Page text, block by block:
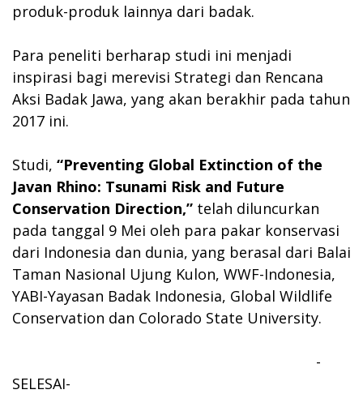
produk-produk lainnya dari badak.
Para peneliti berharap studi ini menjadi
inspirasi bagi merevisi Strategi dan Rencana
Aksi Badak Jawa, yang akan berakhir pada tahun
2017 ini.
Studi, “Preventing Global Extinction of the
Javan Rhino: Tsunami Risk and Future
Conservation Direction,” telah diluncurkan
pada tanggal 9 Mei oleh para pakar konservasi
dari Indonesia dan dunia, yang berasal dari Balai
Taman Nasional Ujung Kulon, WWF-Indonesia,
YABI-Yayasan Badak Indonesia, Global Wildlife
Conservation dan Colorado State University.
-
SELESAI-